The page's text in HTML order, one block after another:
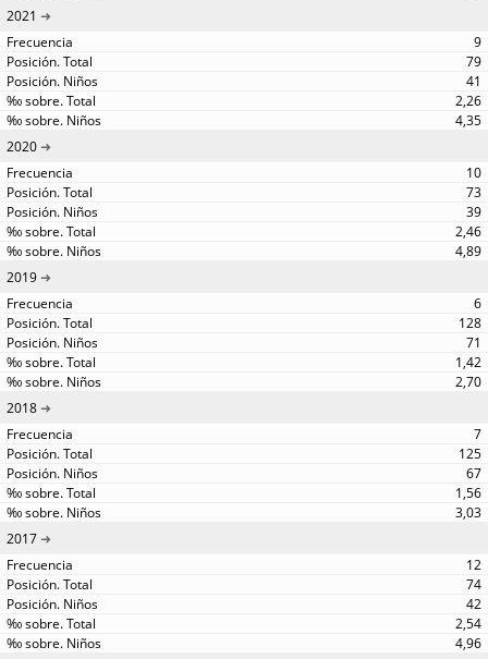
2021
9
79
41
2,26
4,35
2020
10
73
39
2,46
4,89
2019
6
128
71
1,42
2,70
2018
7
125
67
1,56
3,03
2017
12
74
42
2,54
4,96